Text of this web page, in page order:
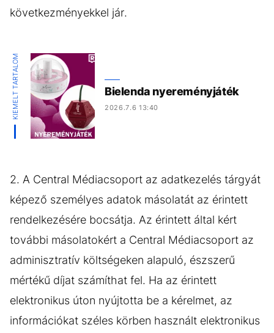
következményekkel jár.
KIEMELT TARTALOM Bielenda nyereményjáték
2026.7.6 13:40
2. A Central Médiacsoport az adatkezelés tárgyát
képező személyes adatok másolatát az érintett
rendelkezésére bocsátja. Az érintett által kért
további másolatokért a Central Médiacsoport az
adminisztratív költségeken alapuló, észszerű
mértékű díjat számíthat fel. Ha az érintett
elektronikus úton nyújtotta be a kérelmet, az
információkat széles körben használt elektronikus